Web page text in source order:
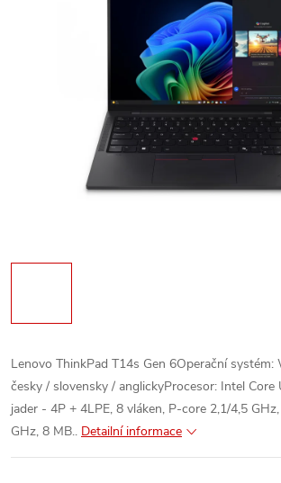
Lenovo ThinkPad T14s Gen 6Operační
česky / slovensky / anglickyProcesor: Intel
jader - 4P + 4LPE, 8 vláken, P-core 2,1/4,5
GHz, 8 MB.. Detailní informace